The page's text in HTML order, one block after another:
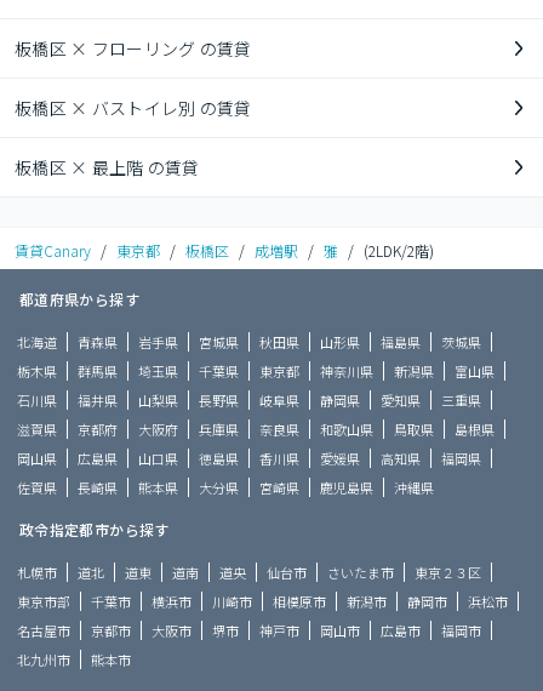
板橋区 × フローリング の賃貸
板橋区 × バストイレ別 の賃貸
板橋区 × 最上階 の賃貸
賃貸Canary / 東京都 / 板橋区 / 成増駅 / 雅 / (2LDK/2階)
都道府県から探す
北海道 青森県 岩手県 宮城県 秋田県 山形県 福島県
茨城県
栃木県
群馬県 埼玉県 千葉県 東京都 神奈川県 新潟県
富山県
石川県
福井県 山梨県 長野県 岐阜県 静岡県 愛知県
三重県
滋賀県
京都府 大阪府 兵庫県 奈良県 和歌山県 鳥取県
島根県
岡山県
広島県 山口県 徳島県 香川県 愛媛県 高知県
福岡県
佐賀県
長崎県 熊本県 大分県 宮崎県 鹿児島県 沖縄県
政令指定都市から探す
札幌市 道北 道東 道南 道央 仙台市 さいたま市
東京２３区
東京市部
千葉市 横浜市 川崎市 相模原市 新潟市 静岡市
浜松市
名古屋市
京都市 大阪市 堺市 神戸市 岡山市 広島市
福岡市
北九州市
熊本市